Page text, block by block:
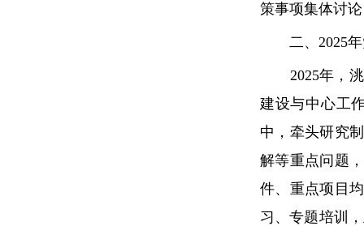
策事项集体讨
二、2025年
2025年，洮
建设与中心工
中，牵头研究
解等重点问题
件、重点项目
习、专题培训